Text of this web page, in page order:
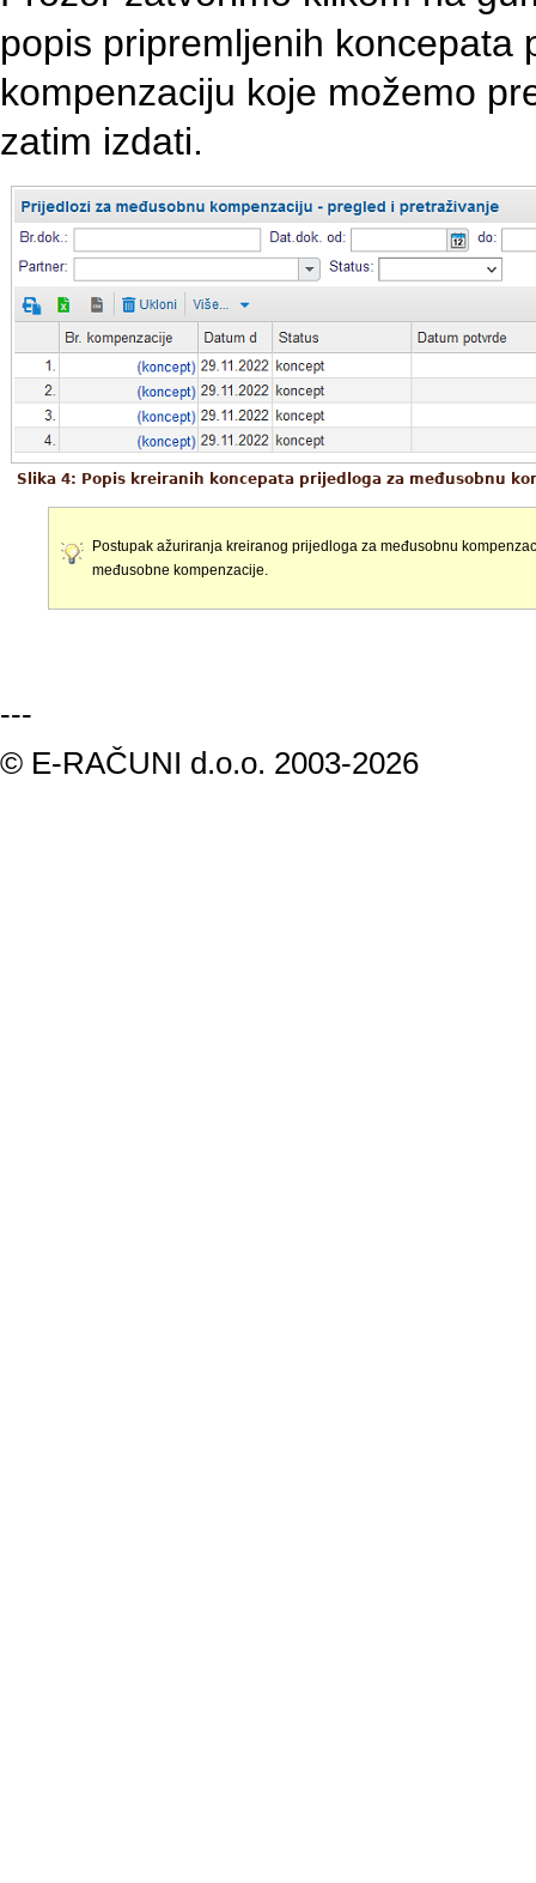
popis pripremljenih koncepata
kompenzaciju koje možemo
zatim izdati.
Slika 4: Popis kreiranih koncepata prijedloga za međusobnu
Postupak ažuriranja kreiranog prijedloga za međusobnu
međusobne kompenzacije.
---
© E-RAČUNI d.o.o. 2003-2026